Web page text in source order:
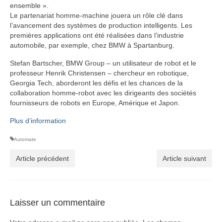
ensemble ».
Le partenariat homme-machine jouera un rôle clé dans
l’avancement des systèmes de production intelligents. Les
premières applications ont été réalisées dans l’industrie
automobile, par exemple, chez BMW à Spartanburg.
Stefan Bartscher, BMW Group – un utilisateur de robot et le
professeur Henrik Christensen – chercheur en robotique,
Georgia Tech, aborderont les défis et les chances de la
collaboration homme-robot avec les dirigeants des sociétés
fournisseurs de robots en Europe, Amérique et Japon.
Plus d’information
Automate
Article précédent Article suivant
Laisser un commentaire